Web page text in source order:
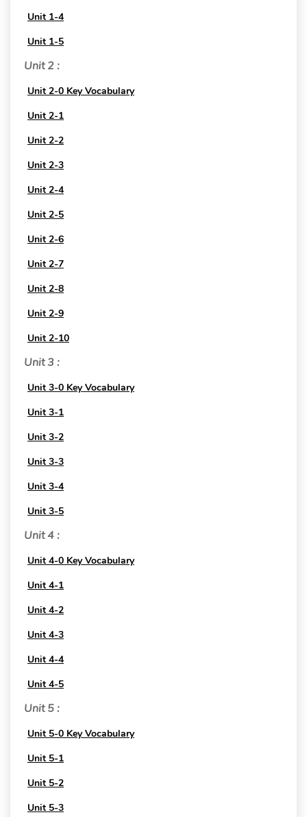
Unit 1-4
Unit 1-5
Unit 2 :
Unit 2-0 Key Vocabulary
Unit 2-1
Unit 2-2
Unit 2-3
Unit 2-4
Unit 2-5
Unit 2-6
Unit 2-7
Unit 2-8
Unit 2-9
Unit 2-10
Unit 3 :
Unit 3-0 Key Vocabulary
Unit 3-1
Unit 3-2
Unit 3-3
Unit 3-4
Unit 3-5
Unit 4 :
Unit 4-0 Key Vocabulary
Unit 4-1
Unit 4-2
Unit 4-3
Unit 4-4
Unit 4-5
Unit 5 :
Unit 5-0 Key Vocabulary
Unit 5-1
Unit 5-2
Unit 5-3